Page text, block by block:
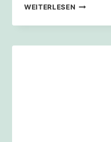
WEITERLESEN GLOBALER
–
IN